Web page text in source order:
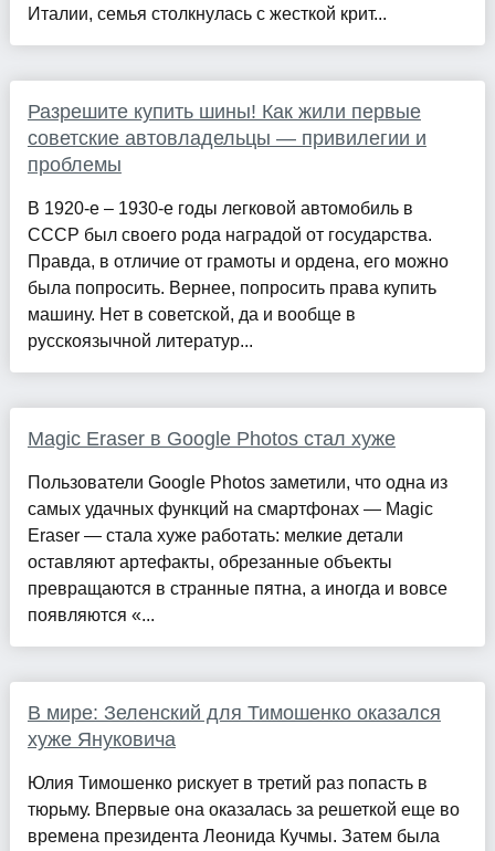
Италии, семья столкнулась с жесткой крит...
Разрешите купить шины! Как жили первые
советские автовладельцы — привилегии и
проблемы
В 1920-е – 1930-е годы легковой автомобиль в
СССР был своего рода наградой от государства.
Правда, в отличие от грамоты и ордена, его можно
была попросить. Вернее, попросить права купить
машину. Нет в советской, да и вообще в
русскоязычной литератур...
Magic Eraser в Google Photos стал хуже
Пользователи Google Photos заметили, что одна из
самых удачных функций на смартфонах — Magic
Eraser — стала хуже работать: мелкие детали
оставляют артефакты, обрезанные объекты
превращаются в странные пятна, а иногда и вовсе
появляются «...
В мире: Зеленский для Тимошенко оказался
хуже Януковича
Юлия Тимошенко рискует в третий раз попасть в
тюрьму. Впервые она оказалась за решеткой еще во
времена президента Леонида Кучмы. Затем была